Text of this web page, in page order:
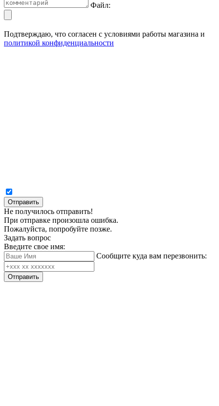
Файл:
Подтверждаю, что согласен с условиями работы магазина и
политикой конфиденциальности
Отправить
Не получилось отправить!
При отправке произошла ошибка.
Пожалуйста, попробуйте позже.
Задать вопрос
Введите свое имя:
Сообщите куда вам перезвонить:
Отправить